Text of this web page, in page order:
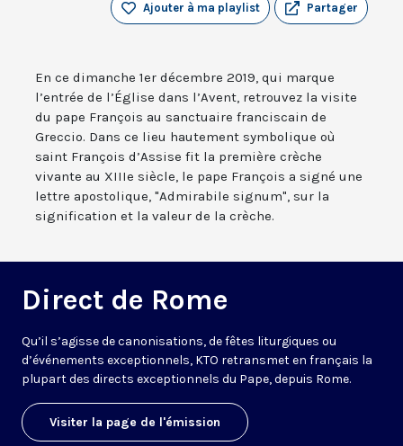
Partager
Ajouter à ma playlist
En ce dimanche 1er décembre 2019, qui marque
l’entrée de l’Église dans l’Avent, retrouvez la visite
du pape François au sanctuaire franciscain de
Greccio. Dans ce lieu hautement symbolique où
saint François d’Assise fit la première crèche
vivante au XIIIe siècle, le pape François a signé une
lettre apostolique, "Admirabile signum", sur la
signification et la valeur de la crèche.
Direct de Rome
Qu’il s’agisse de canonisations, de fêtes liturgiques ou
d’événements exceptionnels, KTO retransmet en français la
plupart des directs exceptionnels du Pape, depuis Rome.
Visiter la page de l'émission